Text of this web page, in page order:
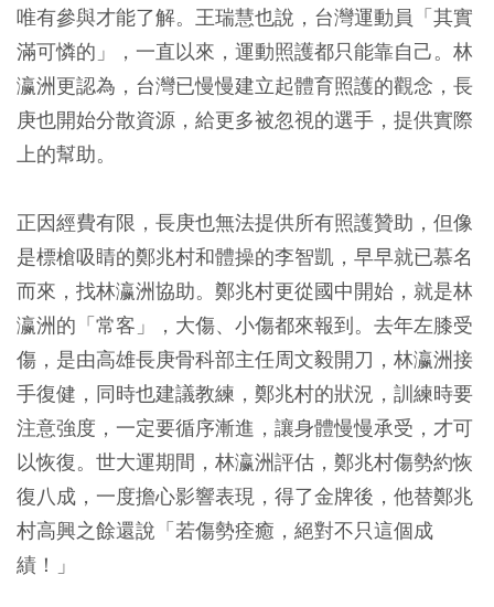
唯有參與才能了解。王瑞慧也說，台灣運動員「其實
滿可憐的」，一直以來，運動照護都只能靠自己。林
瀛洲更認為，台灣已慢慢建立起體育照護的觀念，長
庚也開始分散資源，給更多被忽視的選手，提供實際
上的幫助。
正因經費有限，長庚也無法提供所有照護贊助，但像
是標槍吸睛的鄭兆村和體操的李智凱，早早就已慕名
而來，找林瀛洲協助。鄭兆村更從國中開始，就是林
瀛洲的「常客」，大傷、小傷都來報到。去年左膝受
傷，是由高雄長庚骨科部主任周文毅開刀，林瀛洲接
手復健，同時也建議教練，鄭兆村的狀況，訓練時要
注意強度，一定要循序漸進，讓身體慢慢承受，才可
以恢復。世大運期間，林瀛洲評估，鄭兆村傷勢約恢
復八成，一度擔心影響表現，得了金牌後，他替鄭兆
村高興之餘還說「若傷勢痊癒，絕對不只這個成
績！」